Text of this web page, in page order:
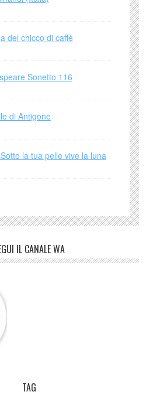
del chicco di caffè
Sonetto 116
di Antigone
la tua pelle vive la luna
IL CANALE WA
TAG